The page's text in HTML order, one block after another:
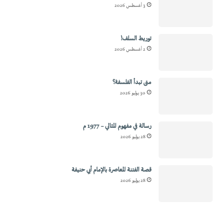
3 أغسطس 2026
توريط السلف!
2 أغسطس 2026
متى تبدأ الفلسفة؟
30 يوليو 2026
رسالة في مفهوم المثالي – 1977 م
28 يوليو 2026
قصة الفتنة المعاصرة بالإمام أبي حنيفة
28 يوليو 2026